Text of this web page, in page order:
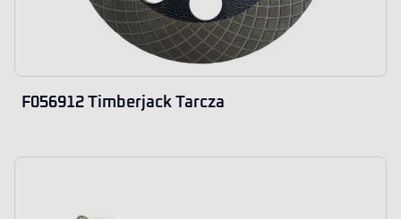
F056912 Timberjack Tarcza